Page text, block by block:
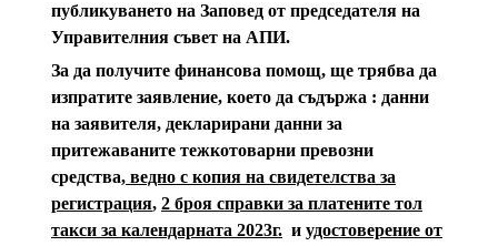
публикуването на Заповед от председателя на
Управителния съвет на АПИ.
За да получите финансова помощ, ще трябва да
изпратите заявление, което да съдържа : данни
на заявителя, декларирани данни за
притежаваните тежкотоварни превозни
средства, ведно с копия на свидетелства за
регистрация, 2 броя справки за платените тол
такси за календарната 2023г. и удостоверение от